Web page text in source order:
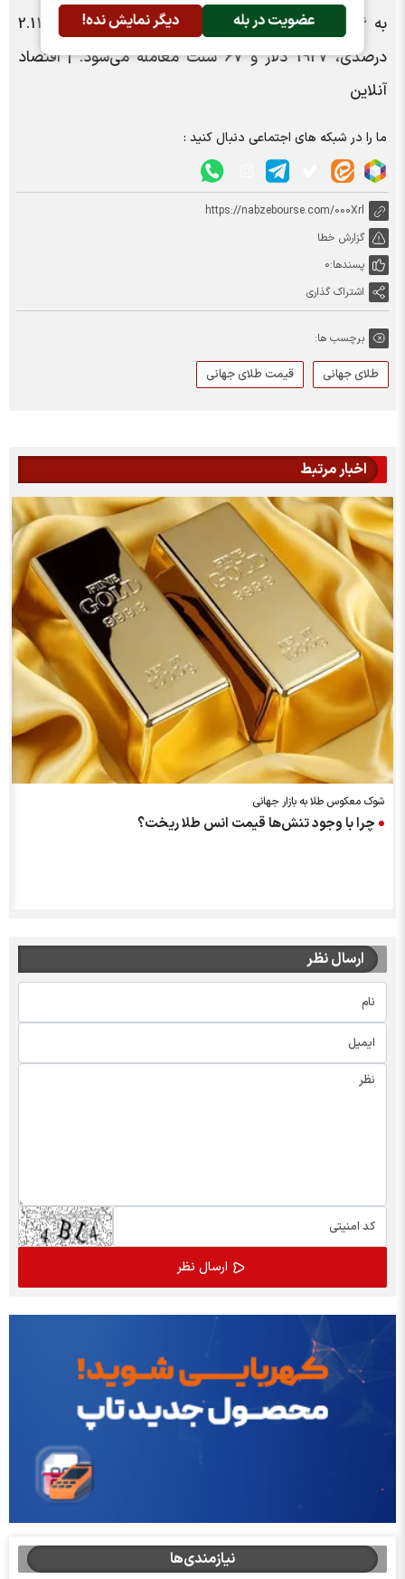
عضویت در بله دیگر نمایش نده!
به 76 دلار و 20 سنت رسید و پلاتین با یک کاهش 2.11
درصدی، 1927 دلار و 67 سنت معامله می‌شود. | اقتصاد
آنلاین
ما را در شبکه های اجتماعی دنبال کنید :
https://nabzebourse.com/000Xrl
گزارش خطا
پسندها:0
اشتراک گذاری
برچسب ها:
طلای جهانی قیمت طلای جهانی
اخبار مرتبط
شوک معکوس طلا به بازار جهانی
چرا با وجود تنش‌ها قیمت انس طلا ریخت؟
ارسال نظر
نیازمندی‌ها